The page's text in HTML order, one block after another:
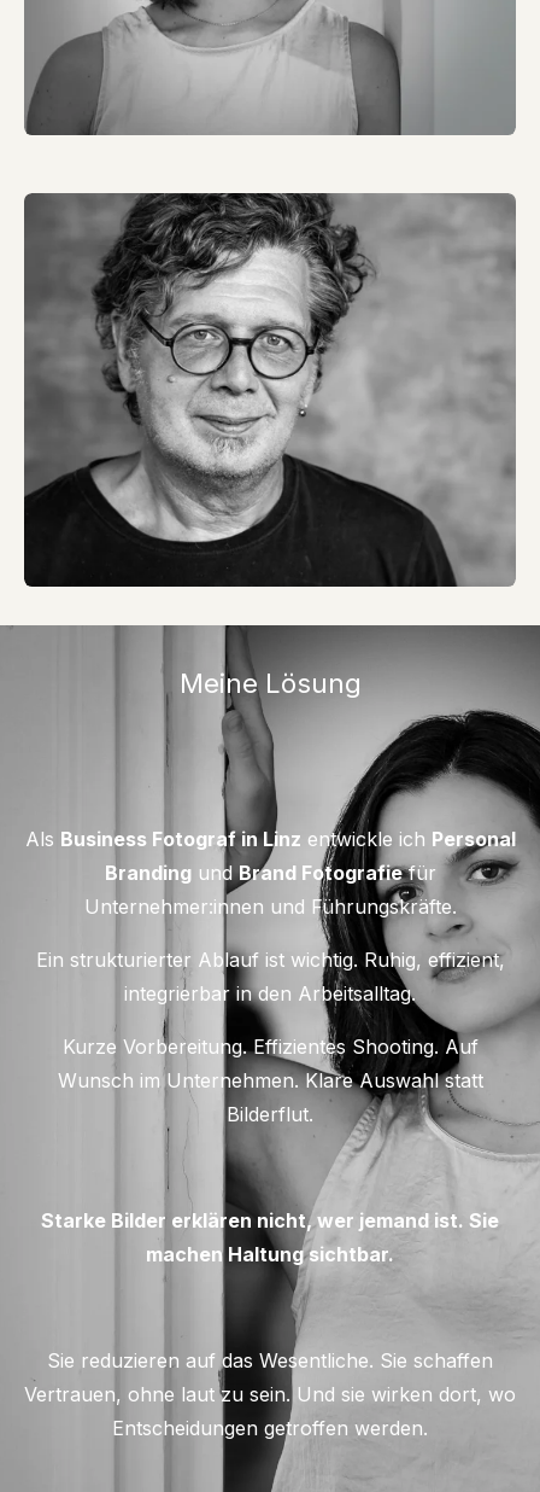
Meine Lösung
Als Business Fotograf in Linz entwickle ich Personal
BrandingundBrand Fotografiefür
Unternehmer:innen und Führungskräfte.
Ein strukturierter Ablauf ist wichtig. Ruhig, effizient,
integrierbar in den Arbeitsalltag.
Kurze Vorbereitung. Effizientes Shooting. Auf
Wunsch im Unternehmen. Klare Auswahl statt
Bilderflut.
Starke Bilder erklären nicht, wer jemand ist. Sie
machen Haltung sichtbar.
Sie reduzieren auf das Wesentliche. Sie schaffen
Vertrauen, ohne laut zu sein. Und sie wirken dort, wo
Entscheidungen getroffen werden.